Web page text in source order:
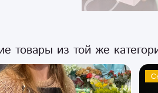
товары из той же